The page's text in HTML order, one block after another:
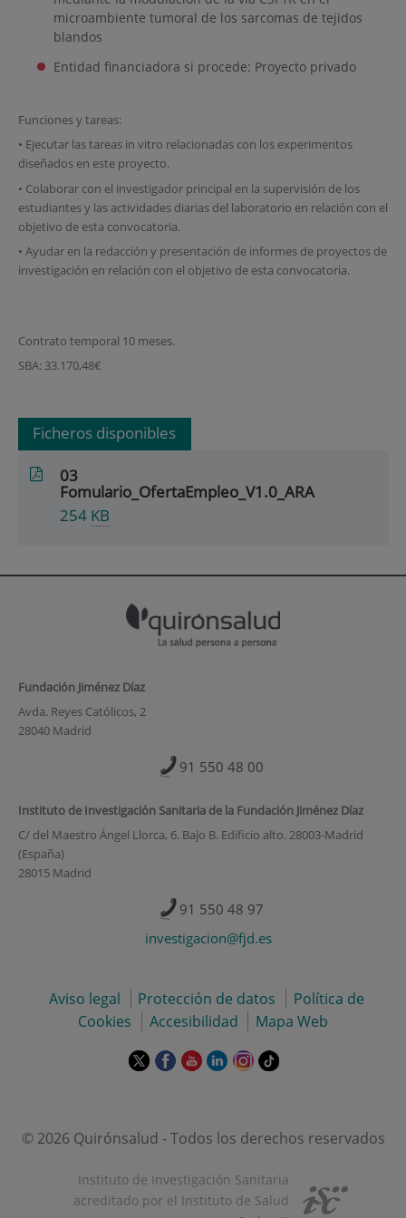
microambiente tumoral de los sarcomas de tejidos
blandos
Entidad financiadora si procede: Proyecto privado
Funciones y tareas:
• Ejecutar las tareas in vitro relacionadas con los experimentos
diseñados en este proyecto.
• Colaborar con el investigador principal en la supervisión de los
estudiantes y las actividades diarias del laboratorio en relación con el
objetivo de esta convocatoria.
• Ayudar en la redacción y presentación de informes de proyectos de
investigación en relación con el objetivo de esta convocatoria.
Contrato temporal 10 meses.
SBA: 33.170,48€
Ficheros disponibles
03
Fomulario_OfertaEmpleo_V1.0_ARA
254 KB
Fundación Jiménez Díaz
Avda. Reyes Católicos, 2
28040 Madrid
91 550 48 00
Instituto de Investigación Sanitaria de la Fundación Jiménez Díaz
C/ del Maestro Ángel Llorca, 6. Bajo B. Edificio alto. 28003-Madrid
(España)
28015 Madrid
91 550 48 97
investigacion@fjd.es
Aviso legal Protección de datos
Política de
Cookies
Accesibilidad Mapa Web
Este
en
ventana
nueva.
Este
en
ventana
nueva.
Este
en
ventana
Este
en
ventana
nueva.
Este
en
ventana
nueva.
Enlace
externa.
© 2026 Quirónsalud - Todos los derechos reservados
Instituto de Investigación Sanitaria
acreditado por el Instituto de Salud